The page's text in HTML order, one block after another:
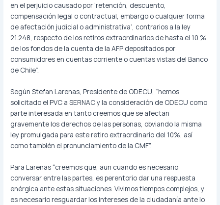
en el perjuicio causado por ‘retención, descuento,
compensación legal o contractual, embargo o cualquier forma
de afectación judicial o administrativa’, contrarios a la ley
21.248, respecto de los retiros extraordinarios de hasta el 10 %
de los fondos de la cuenta de la AFP depositados por
consumidores en cuentas corriente o cuentas vistas del Banco
de Chile”.
Según Stefan Larenas, Presidente de ODECU, “hemos
solicitado el PVC a SERNAC y la consideración de ODECU como
parte interesada en tanto creemos que se afectan
gravemente los derechos de las personas, obviando la misma
ley promulgada para este retiro extraordinario del 10%, así
como también el pronunciamiento de la CMF”.
Para Larenas “creemos que, aun cuando es necesario
conversar entre las partes, es perentorio dar una respuesta
enérgica ante estas situaciones. Vivimos tiempos complejos, y
es necesario resguardar los intereses de la ciudadanía ante lo